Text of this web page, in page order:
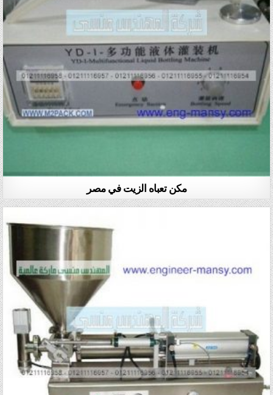
مكن تعباه الزيت في مصر